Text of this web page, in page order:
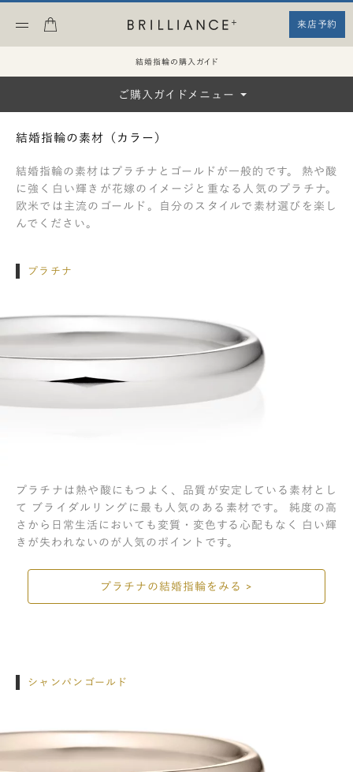
来店予約
結婚指輪の購入ガイド
ご購入ガイドメニュー
1. 素材（カラー）について
2. シェイプについて
3. リング幅について
5. ダイヤモンド/模様について
7. 刻印
9. アフターサービス
結婚指輪の素材（カラー）
結婚指輪の素材はプラチナとゴールドが一般的です。 熱や酸
に強く白い輝きが花嫁のイメージと重なる人気のプラチナ。
欧米では主流のゴールド。自分のスタイルで素材選びを楽し
んでください。
プラチナ
プラチナは熱や酸にもつよく、品質が安定している素材とし
て ブライダルリングに最も人気のある素材です。 純度の高
さから日常生活においても変質・変色する心配もなく 白い輝
きが失われないのが人気のポイントです。
プラチナの結婚指輪をみる >
シャンパンゴールド